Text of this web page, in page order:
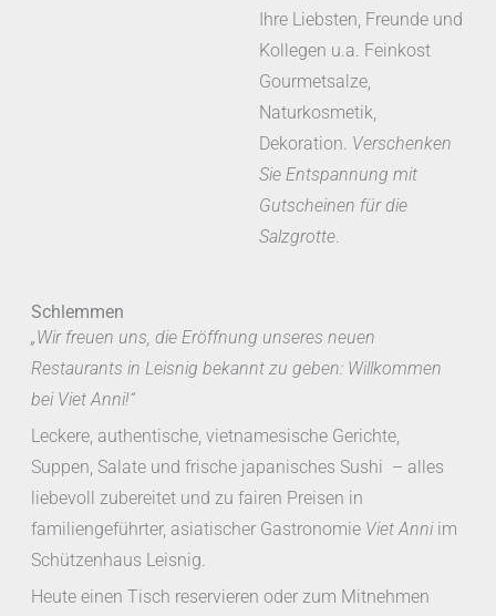
Ihre Liebsten, Freunde und
Kollegen u.a. Feinkost
Gourmetsalze,
Naturkosmetik,
Dekoration. Verschenken
Sie Entspannung mit
Gutscheinen für die
Salzgrotte.
Viet
Anni
Restaurant
& Take-
Away
Asiatische
Küche in
Leisnig
Vietnamesisch
& Sushi
Schlemmen
„Wir freuen uns, die Eröffnung unseres neuen
Restaurants in Leisnig bekannt zu geben: Willkommen
bei Viet Anni!“
Leckere, authentische, vietnamesische Gerichte,
Suppen, Salate und frische japanisches Sushi – alles
liebevoll zubereitet und zu fairen Preisen in
familiengeführter, asiatischer Gastronomie Viet Anniim
Schützenhaus Leisnig.
Heute einen Tisch reservieren oder zum Mitnehmen